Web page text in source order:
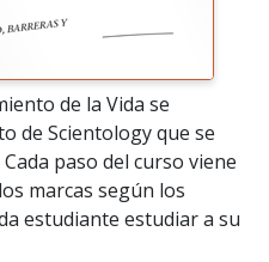
de la Vida se
de Scientology que se
paso del curso viene
marcas según los
estudiante estudiar a su